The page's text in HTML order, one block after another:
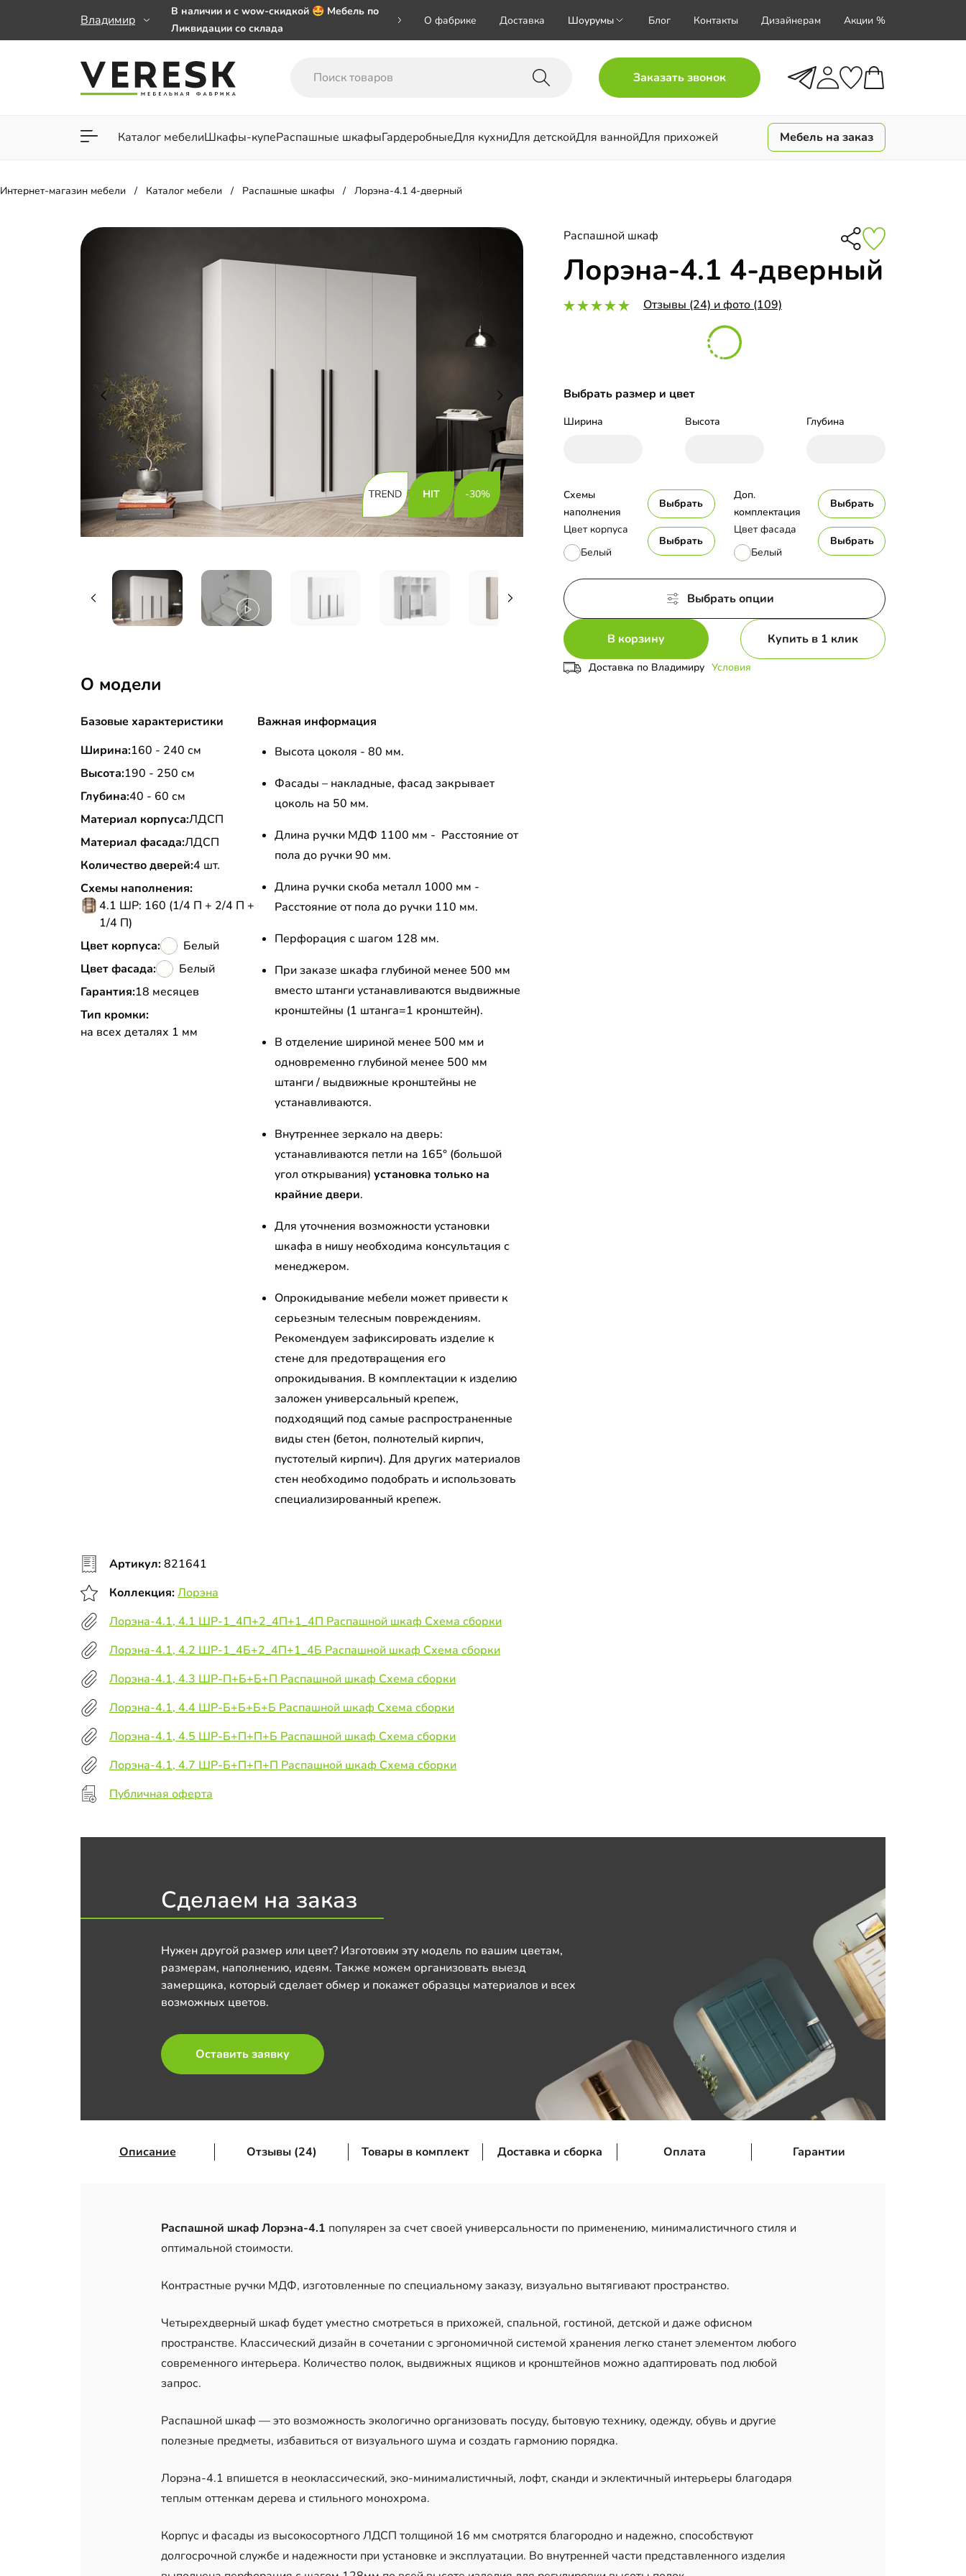
Владимир
В наличии и с wow-скидкой 🤩 Мебель по
Ликвидации со склада
заказе от 50 000 ₽
Важно! Наш Whatsapp переехал на номер
О фабрике Доставка Шоурумы Блог Контакты Дизайнерам Акции %
Заказать звонок
Каталог мебелиШкафы-купеРаспашные шкафыГардеробныеДля кухниДля детскойДля ваннойДля прихожей
Для гостиной Для спальни
Мебель на заказ
Интернет-магазин мебели Каталог мебели Распашные шкафы Лорэна-4.1 4-дверный
-30%
Распашной шкаф
Лорэна-4.1 4-дверный
Отзывы (24) и фото (109)
Выбрать размер и цвет
Ширина Высота Глубина
Цвет корпуса
Белый
Выбрать
Цвет фасада
Белый
Выбрать
Схемы
наполнения
Выбрать
Доп.
комплектация
Выбрать
Выбрать опции
В корзину Купить в 1 клик
Доставка по Владимиру Условия
О модели
Базовые характеристики
Ширина:160 - 240 см
Высота:190 - 250 см
Глубина:40 - 60 см
Материал корпуса:ЛДСП
Материал фасада:ЛДСП
Количество дверей:4 шт.
Схемы наполнения:
4.1 ШР: 160 (1/4 П + 2/4 П +
1/4 П)
Цвет корпуса:
Белый
Цвет фасада:
Белый
Гарантия:18 месяцев
Тип кромки:
на всех деталях 1 мм
Важная информация
Высота цоколя - 80 мм.
Фасады – накладные, фасад закрывает
цоколь на 50 мм.
Длина ручки МДФ 1100 мм - Расстояние от
пола до ручки 90 мм.
Длина ручки скоба металл 1000 мм -
Расстояние от пола до ручки 110 мм.
Перфорация с шагом 128 мм.
При заказе шкафа глубиной менее 500 мм
вместо штанги устанавливаются выдвижные
кронштейны (1 штанга=1 кронштейн).
В отделение шириной менее 500 мм и
одновременно глубиной менее 500 мм
штанги / выдвижные кронштейны не
устанавливаются.
Внутреннее зеркало на дверь:
устанавливаются петли на 165° (большой
угол открывания)установка только на
крайние двери.
Для уточнения возможности установки
шкафа в нишу необходима консультация с
менеджером.
Опрокидывание мебели может привести к
серьезным телесным повреждениям.
Рекомендуем зафиксировать изделие к
стене для предотвращения его
опрокидывания. В комплектации к изделию
заложен универсальный крепеж,
подходящий под самые распространенные
виды стен (бетон, полнотелый кирпич,
пустотелый кирпич). Для других материалов
стен необходимо подобрать и использовать
специализированный крепеж.
Артикул:821641
Коллекция:Лорэна
Лорэна-4.1, 4.1 ШР-1_4П+2_4П+1_4П Распашной шкаф Схема сборки
Лорэна-4.1, 4.2 ШР-1_4Б+2_4П+1_4Б Распашной шкаф Схема сборки
Лорэна-4.1, 4.3 ШР-П+Б+Б+П Распашной шкаф Схема сборки
Лорэна-4.1, 4.4 ШР-Б+Б+Б+Б Распашной шкаф Схема сборки
Лорэна-4.1, 4.5 ШР-Б+П+П+Б Распашной шкаф Схема сборки
Лорэна-4.1, 4.7 ШР-Б+П+П+П Распашной шкаф Схема сборки
Публичная оферта
Сделаем на заказ
Нужен другой размер или цвет? Изготовим эту модель по вашим цветам,
размерам, наполнению, идеям. Также можем организовать выезд
замерщика, который сделает обмер и покажет образцы материалов и всех
возможных цветов.
Оставить заявку
Описание Отзывы (24) Товары в комплект Доставка и сборка Оплата Гарантии
Распашной шкаф Лорэна-4.1 популярен за счет своей универсальности по применению, минималистичного стиля и
оптимальной стоимости.
Контрастные ручки МДФ, изготовленные по специальному заказу, визуально вытягивают пространство.
Четырехдверный шкаф будет уместно смотреться в прихожей, спальной, гостиной, детской и даже офисном
пространстве. Классический дизайн в сочетании с эргономичной системой хранения легко станет элементом любого
современного интерьера. Количество полок, выдвижных ящиков и кронштейнов можно адаптировать под любой
запрос.
Распашной шкаф — это возможность экологично организовать посуду, бытовую технику, одежду, обувь и другие
полезные предметы, избавиться от визуального шума и создать гармонию порядка.
Лорэна-4.1 впишется в неоклассический, эко-минималистичный, лофт, сканди и эклектичный интерьеры благодаря
теплым оттенкам дерева и стильного монохрома.
Корпус и фасады из высокосортного ЛДСП толщиной 16 мм смотрятся благородно и надежно, способствуют
долгосрочной службе и надежности при установке и эксплуатации. Во внутренней части представленного изделия